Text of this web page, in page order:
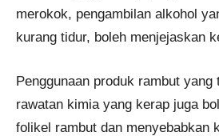
merokok, pengambilan alkohol
kurang tidur, boleh menjejaskan
Penggunaan produk rambut
rawatan kimia yang kerap juga
folikel rambut dan menyebabkan